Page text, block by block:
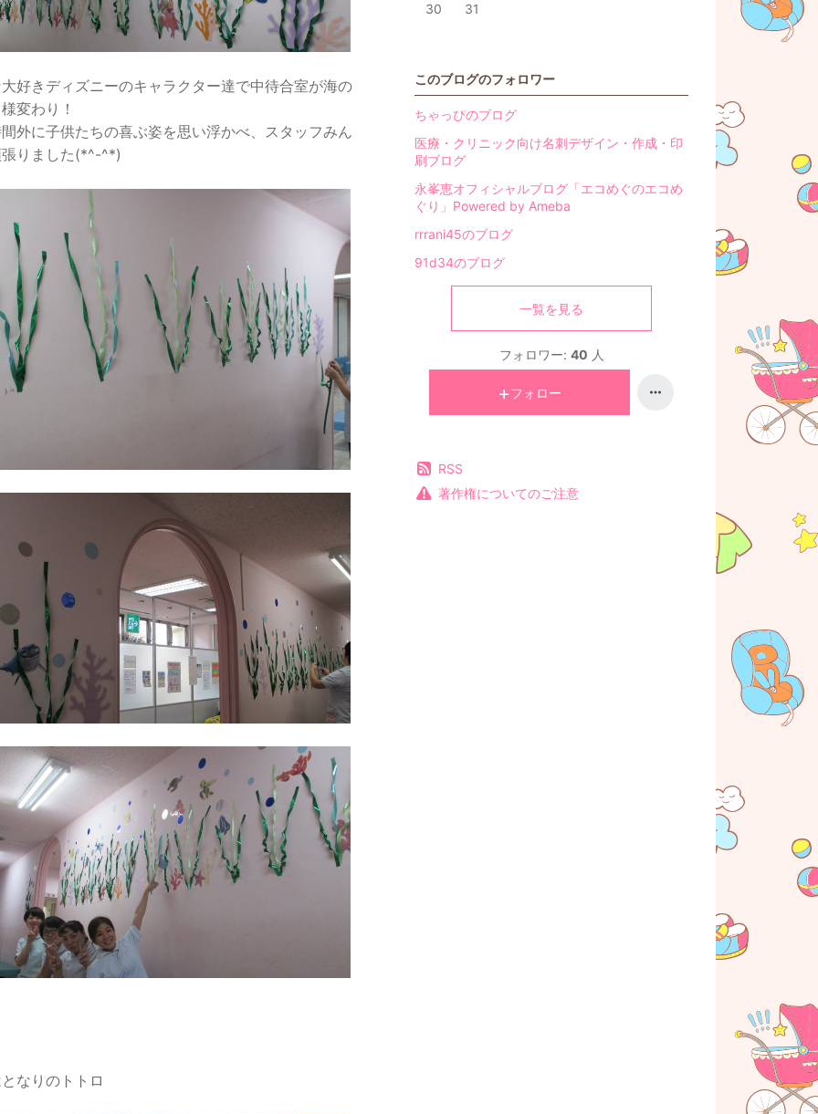
好きディズニーのキャラクター達で中待合室が海の
変わり！
外に子供たちの喜ぶ姿を思い浮かべ、スタッフみん
りました(*^-^*)
なりのトトロ
30 31
このブログのフォロワー
ちゃっぴのブログ
医療・クリニック向け名刺デザイン・作成・印
刷ブログ
永峯恵オフィシャルブログ「エコめぐのエコめ
ぐり」Powered by Ameba
rrrani45のブログ
91d34のブログ
一覧を見る
フォロワー: 40 人
フォロー
RSS
著作権についてのご注意